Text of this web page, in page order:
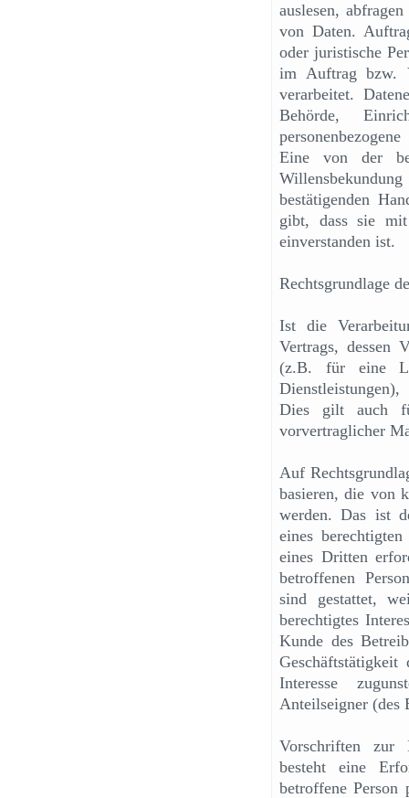
auslesen,
von Daten.
oder juristische
im Auftrag bzw.
verarbeitet.
Behörde,
Eine von der
bestätigenden
gibt, dass sie mit
einverstanden ist.
Rechtsgrundlage
Ist die
Vertrags, dessen
(z.B. für eine
Dies gilt auch
vorvertraglicher
Auf
basieren, die von
werden. Das ist
eines
eines Dritten
betroffenen
sind gestattet,
berechtigtes
Kunde des
Geschäftstätigkeit
Interesse
Anteilseigner (des
Vorschriften zur
besteht eine
betroffene Person